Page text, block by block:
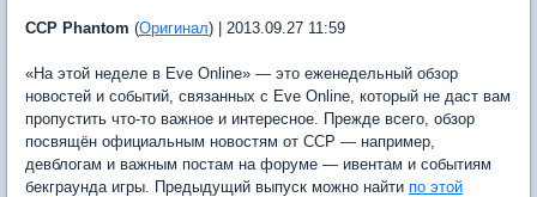
CCP Phantom (Оригинал) | 2013.09.27 11:59
«На этой неделе в Eve Online» — это еженедельный обзор
новостей и событий, связанных с Eve Online, который не даcт вам
пропустить что-то важное и интересное. Прежде всего, обзор
посвящён официальным новостям от ССР — например,
девблогам и важным постам на форуме — ивентам и событиям
бекграунда игры. Предыдущий выпуск можно найти по этой